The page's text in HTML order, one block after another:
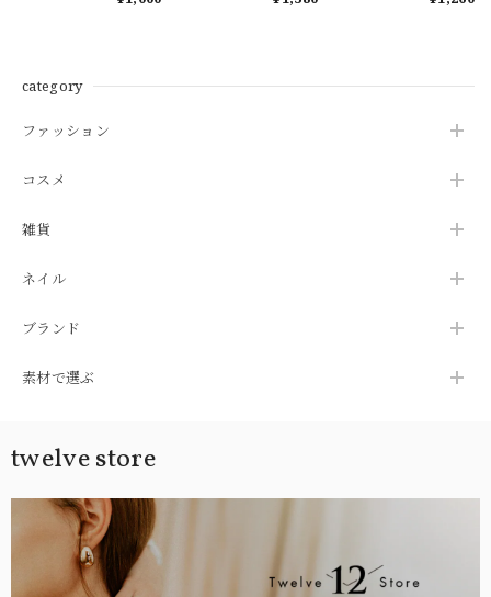
力 軽い 衛生的 中空糸
柔らか 乾燥 ふわふわ
ー 新生活 日本製 プレ
ー 推し活 推しカラー
category
ファッション
コスメ
雑貨
ネイル
ブランド
素材で選ぶ
twelve store